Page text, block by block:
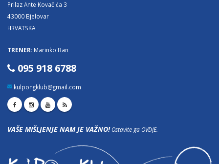
Prilaz Ante Kovačića 3
43000 Bjelovar
HRVATSKA
TRENER: Marinko Ban
095 918 6788
kulpongklub@gmail.com
VAŠE MIŠLJENJE NAM JE VAŽNO!Ostavite ga OVDJE.